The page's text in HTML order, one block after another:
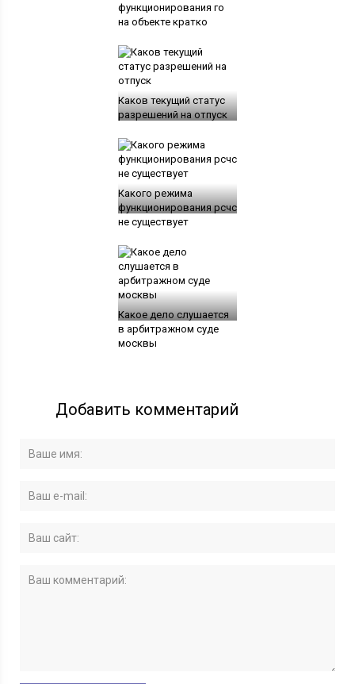
функционирования го
на объекте кратко
Каков текущий статус
разрешений на отпуск
Какого режима
функционирования рсчс
не существует
Какое дело слушается
в арбитражном суде
москвы
Добавить комментарий